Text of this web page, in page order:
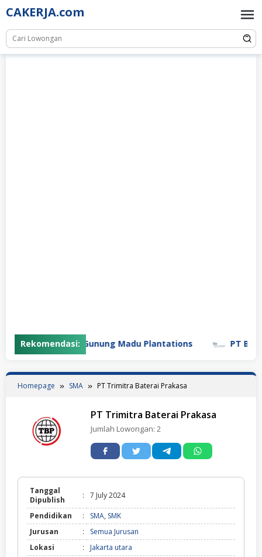
Skip
to
content
CAKERJA.com
Rekomendasi:PT Gunung Madu Plantations PT
Homepage SMA PT Trimitra Baterai Prakasa
PT Trimitra Baterai Prakasa
Jumlah Lowongan: 2
Tanggal
Dipublish
: 7 July 2024
Pendidikan : SMA, SMK
Jurusan
:
Semua Jurusan
Lokasi
:
Jakarta utara